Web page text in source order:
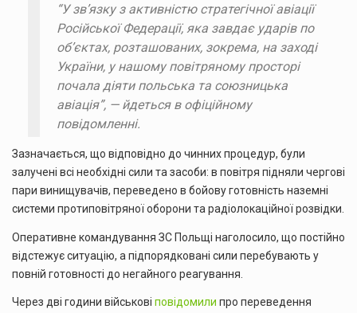
“У звʼязку з активністю стратегічної авіації
Російської Федерації, яка завдає ударів по
об’єктах, розташованих, зокрема, на заході
України, у нашому повітряному просторі
почала діяти польська та союзницька
авіація”, — йдеться в офіційному
повідомленні.
Зазначається, що відповідно до чинних процедур, були
залучені всі необхідні сили та засоби: в повітря підняли чергові
пари винищувачів, переведено в бойову готовність наземні
системи протиповітряної оборони та радіолокаційної розвідки.
Оперативне командування ЗС Польщі наголосило, що постійно
відстежує ситуацію, а підпорядковані сили перебувають у
повній готовності до негайного реагування.
Через дві години військові повідомили про переведення